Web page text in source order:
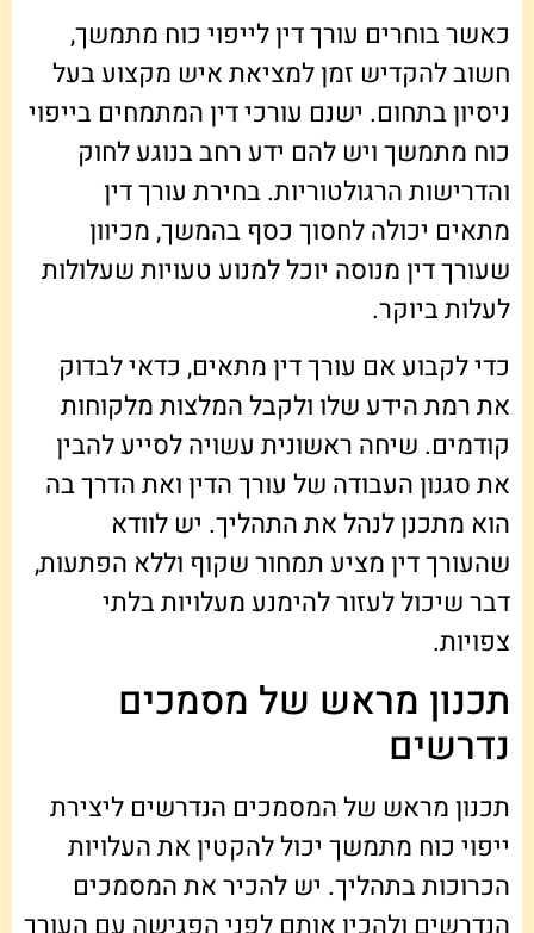
כאשר בוחרים עורך דין לייפוי כוח מתמשך,
חשוב להקדיש זמן למציאת איש מקצוע בעל
ניסיון בתחום. ישנם עורכי דין המתמחים בייפוי
כוח מתמשך ויש להם ידע רחב בנוגע לחוק
והדרישות הרגולטוריות. בחירת עורך דין
מתאים יכולה לחסוך כסף בהמשך, מכיוון
שעורך דין מנוסה יוכל למנוע טעויות שעלולות
לעלות ביוקר.
כדי לקבוע אם עורך דין מתאים, כדאי לבדוק
את רמת הידע שלו ולקבל המלצות מלקוחות
קודמים. שיחה ראשונית עשויה לסייע להבין
את סגנון העבודה של עורך הדין ואת הדרך בה
הוא מתכנן לנהל את התהליך. יש לוודא
שהעורך דין מציע תמחור שקוף וללא הפתעות,
דבר שיכול לעזור להימנע מעלויות בלתי
צפויות.
תכנון מראש של מסמכים
נדרשים
תכנון מראש של המסמכים הנדרשים ליצירת
ייפוי כוח מתמשך יכול להקטין את העלויות
הכרוכות בתהליך. יש להכיר את המסמכים